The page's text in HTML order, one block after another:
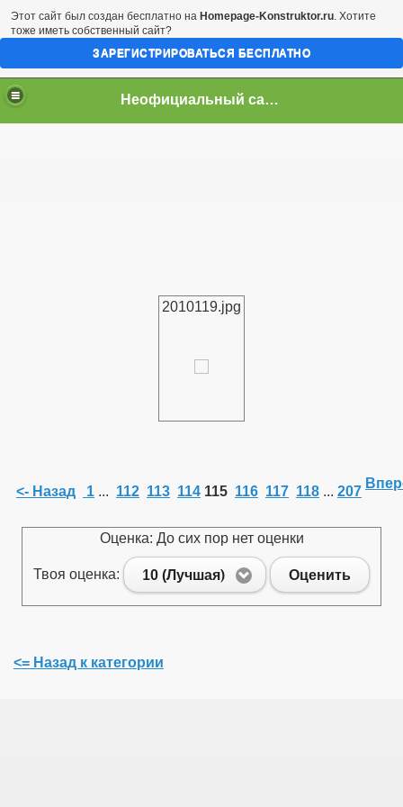
Неофициальный сайт город Арциз
2010119.jpg
<- Назад 1 ... 112 113 114 115 116 117 118 ... 207
Оценка: До сих пор нет оценки
Твоя оценка: 10 (Лучшая) Оценить
<= Назад к категории
Этот сайт был создан бесплатно на Homepage-Konstruktor.ru. Хотите
тоже иметь собственный сайт?
ЗАРЕГИСТРИРОВАТЬСЯ БЕСПЛАТНО